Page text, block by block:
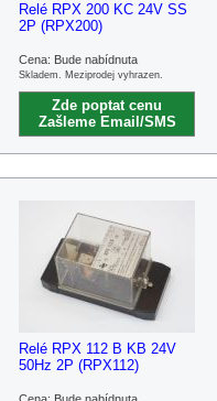
Relé RPX 200 KC 24V SS
2P (RPX200)
Cena: Bude nabídnuta
Skladem. Meziprodej vyhrazen.
Zde poptat cenu
Zašleme Email/SMS
Relé RPX 112 B KB 24V
50Hz 2P (RPX112)